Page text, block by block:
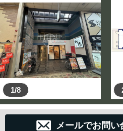
1/8
メールでお問